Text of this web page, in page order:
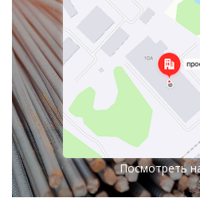
Посмотреть